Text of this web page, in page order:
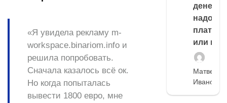
«Я увидела рекламу m-
workspace.binariom.info и
решила попробовать.
Сначала казалось всё ок.
Но когда попыталась
вывести 1800 евро, мне
денег,
надо
платить
или
Матвей
Иванов